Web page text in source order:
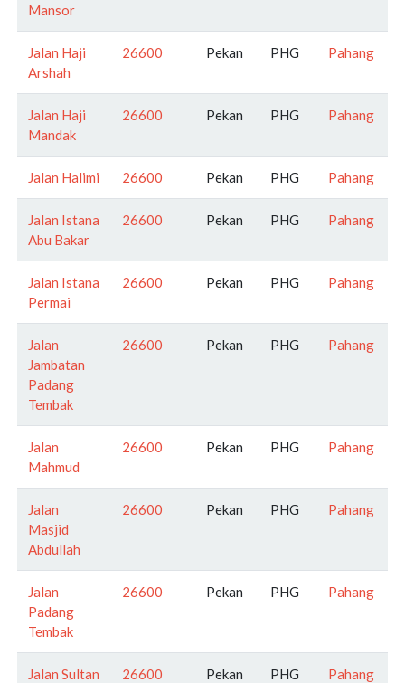
Mansor
Jalan Haji
Arshah
26600 Pekan PHG Pahang
Jalan Haji
Mandak
26600 Pekan PHG Pahang
Jalan Halimi 26600 Pekan PHG Pahang
Jalan Istana
Abu Bakar
26600 Pekan PHG Pahang
Jalan Istana
Permai
26600 Pekan PHG Pahang
Jalan
Jambatan
Padang
Tembak
26600 Pekan PHG Pahang
Jalan
Mahmud
26600 Pekan PHG Pahang
Jalan
Masjid
Abdullah
26600 Pekan PHG Pahang
Jalan
Padang
Tembak
26600 Pekan PHG Pahang
Jalan Sultan
26600 Pekan PHG Pahang